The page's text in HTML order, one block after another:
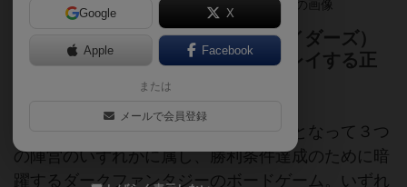
シャドウハンターズ（シャドウレイダーズ）
と同様に３つの派閥に分かれてプレイする正
おとぎ話の世界のキャラクターの一人となって３つ
の陣営のいずれかに属し、勝利条件達成のために暗
躍するダークファンタジーのボードゲーム。いずれ
Google X
Apple Facebook
または
メールで会員登録